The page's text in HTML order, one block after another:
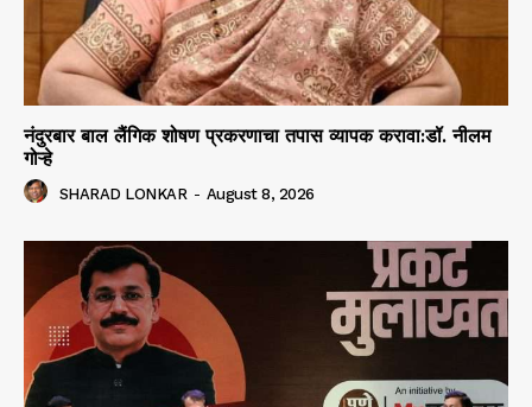
नंदुरबार बाल लैंगिक शोषण प्रकरणाचा तपास व्यापक करावा:डॉ. नीलम
गोऱ्हे
SHARAD LONKAR - August 8, 2026